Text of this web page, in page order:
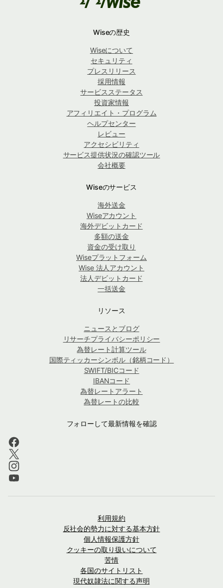
Wiseの歴史
Wiseについて
セキュリティ
プレスリリース
採用情報
サービスステータス
投資家情報
アフィリエイト・プログラム
ヘルプセンター
レビュー
アクセシビリティ
サービス提供状況の確認ツール
会社概要
Wiseのサービス
海外送金
Wiseアカウント
海外デビットカード
多額の送金
資金の受け取り
Wiseプラットフォーム
Wise 法人アカウント
法人デビットカード
一括送金
リソース
ニュースとブログ
リサーチプライバシーポリシー
為替レート計算ツール
国際ティッカーシンボル（銘柄コード）
SWIFT/BICコード
IBANコード
為替レートアラート
為替レートの比較
フォローして最新情報を確認
利用規約
反社会的勢力に対する基本方針
個人情報保護方針
クッキーの取り扱いについて
苦情
各国のサイトリスト
現代奴隷法に関する声明